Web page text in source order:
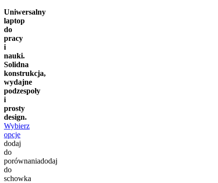
Uniwersalny
laptop
do
pracy
i
nauki.
Solidna
konstrukcja,
wydajne
podzespoły
i
prosty
design.
Wybierz
opcje
dodaj
do
porównaniadodaj
do
schowka